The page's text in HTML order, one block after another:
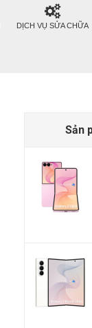
DỊCH VỤ SỬA CHỮA
Sản